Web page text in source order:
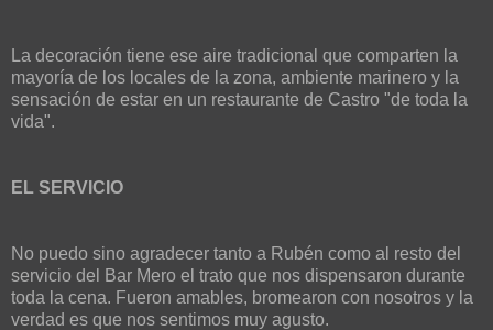
La decoración tiene ese aire tradicional que comparten la
mayoría de los locales de la zona, ambiente marinero y la
sensación de estar en un restaurante de Castro "de toda la
vida".
EL SERVICIO
No puedo sino agradecer tanto a Rubén como al resto del
servicio del Bar Mero el trato que nos dispensaron durante
toda la cena. Fueron amables, bromearon con nosotros y la
verdad es que nos sentimos muy agusto.